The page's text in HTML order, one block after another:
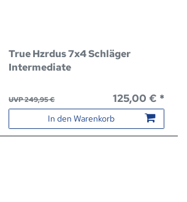
True Hzrdus 7x4 Schläger
Intermediate
UVP 249,95 € 125,00 € *
In den Warenkorb